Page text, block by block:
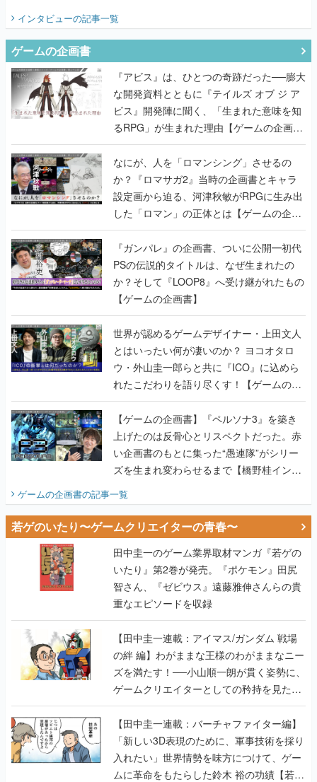
インタビューの記事一覧
ゲームの企画書
『アビス』は、ひとつの奇跡だった──膨大
な開発資料とともに『テイルズ オブ ジ ア
ビス』開発陣に聞く、「生まれた意味を知
るRPG」が生まれた理由【ゲームの企画
書】
なにが、人を「ロマンシング」させるの
か？『ロマサガ2』当時の企画書とキャラ
設定画から迫る、河津秋敏がRPGに生み出
した「ロマン」の正体とは【ゲームの企画
書】
『ガンパレ』の企画書、ついに公開━初代
PSの伝説的タイトルは、なぜ生まれたの
か？そして『LOOP8』へ受け継がれたもの
【ゲームの企画書】
世界が認めるゲームデザイナー・上田文人
とはいったい何が凄いのか？ ヨコオタロ
ウ・外山圭一郎らと共に『ICO』に込めら
れたこだわりを語り尽くす！【ゲームの企
画書】
【ゲームの企画書】『ペルソナ3』を築き
上げたのは反骨心とリスペクトだった。赤
い企画書のもとに集った“愚連隊”がシリー
ズを生まれ変わらせるまで【橋野桂インタ
ゲームの企画書の記事一覧
若ゲのいたり〜ゲームクリエイターの青春〜
田中圭一のゲーム業界取材マンガ『若ゲの
いたり』第2巻が発売。『ポケモン』田尻
智さん、『ゼビウス』遠藤雅伸さんらの貴
重なエピソードを収録
【田中圭一連載：アイマス/ガンダム 戦場
の絆 編】わがままな王様のわがままなニー
ズを満たす！──小山順一朗が貫く姿勢に、
ゲームクリエイターとしての矜持を見た
【若ゲのいたり最終回】
【田中圭一連載：バーチャファイター編】
「新しい3D表現のために、軍事技術を採り
入れたい」世界情勢を味方につけて、ゲー
ムに革命をもたらした鈴木 裕の功績【若ゲ